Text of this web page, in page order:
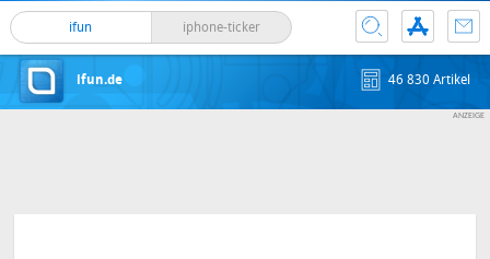
ifun iphone-ticker
ifun.de 46 830 Artikel